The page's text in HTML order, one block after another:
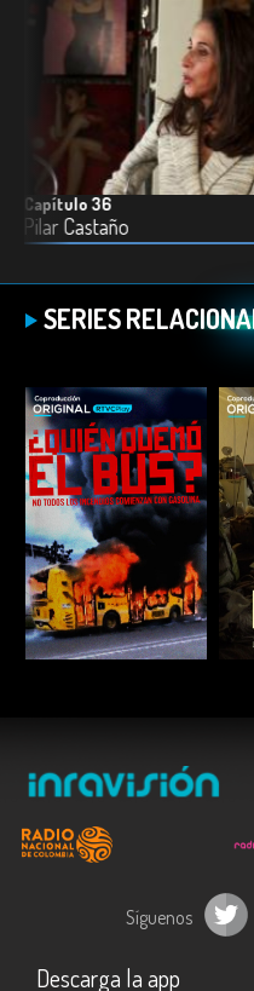
Capítulo 36
Pilar Castaño
SERIES
ESCUCHAR
Síguenos
Descarga la app